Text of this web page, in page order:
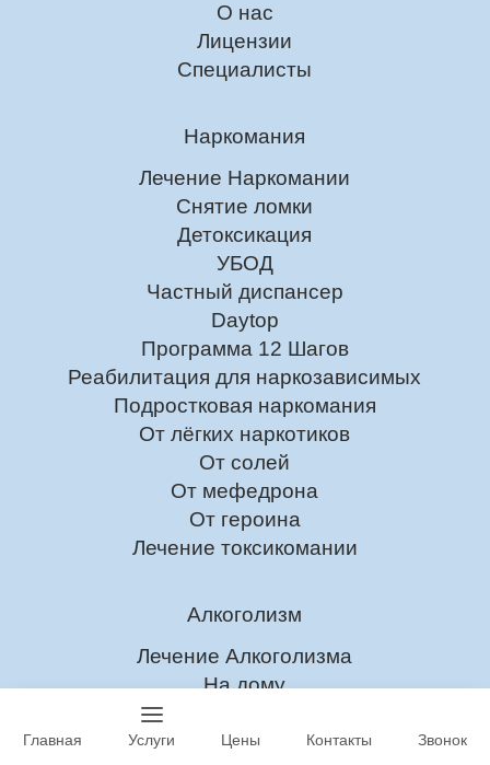
О нас
Лицензии
Специалисты
Наркомания
Лечение Наркомании
Снятие ломки
Детоксикация
УБОД
Частный диспансер
Daytop
Программа 12 Шагов
Реабилитация для наркозависимых
Подростковая наркомания
От лёгких наркотиков
От солей
От мефедрона
От героина
Лечение токсикомании
Алкоголизм
Лечение Алкоголизма
На дому
Амбулаторно
Главная Услуги Цены Контакты Звонок